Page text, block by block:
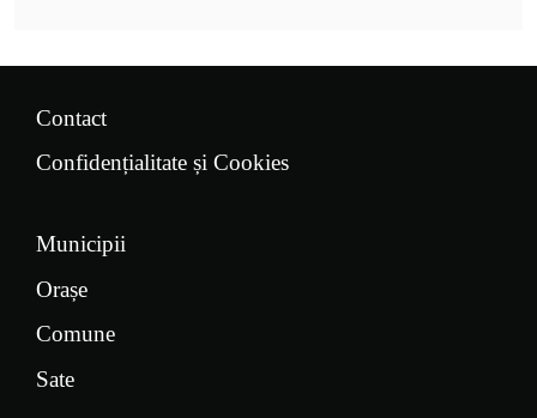
Contact
Confidențialitate și Cookies
Municipii
Orașe
Comune
Sate